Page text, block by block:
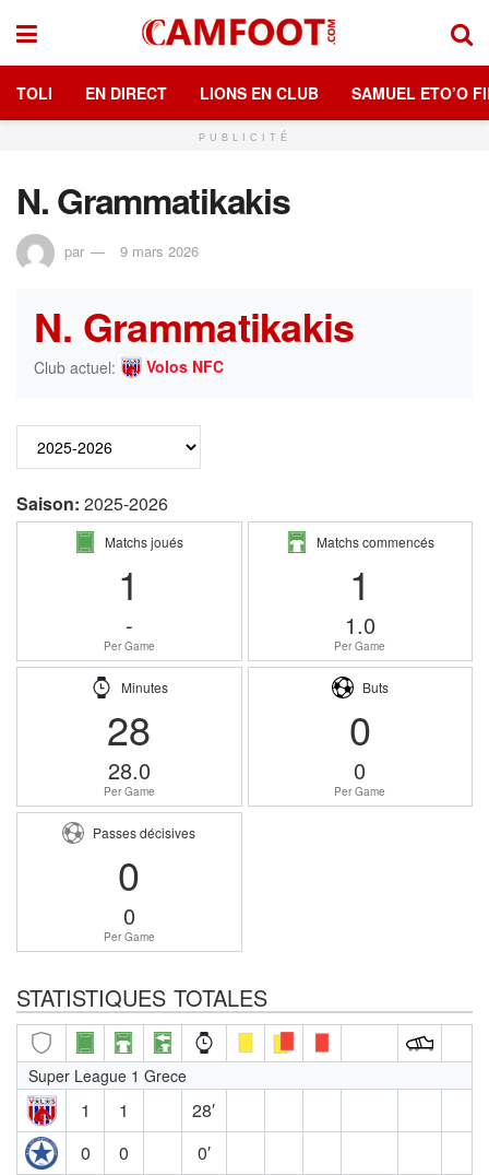
TOLI EN DIRECT LIONS EN CLUB SAMUEL ETO’O
PUBLICITÉ
N. Grammatikakis
par 9 mars 2026
N. Grammatikakis
Club actuel: Volos NFC
Saison: 2025-2026
Matchs joués
1
-
Per Game
Matchs commencés
1
1.0
Per Game
Minutes
28
28.0
Per Game
Buts
0
0
Per Game
Passes décisives
0
0
Per Game
STATISTIQUES TOTALES
Super League 1 Grece
1 1
28′
0
0
0′